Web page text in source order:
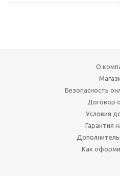
О
Безопасность
Договор
Условия
Гарантия
Как